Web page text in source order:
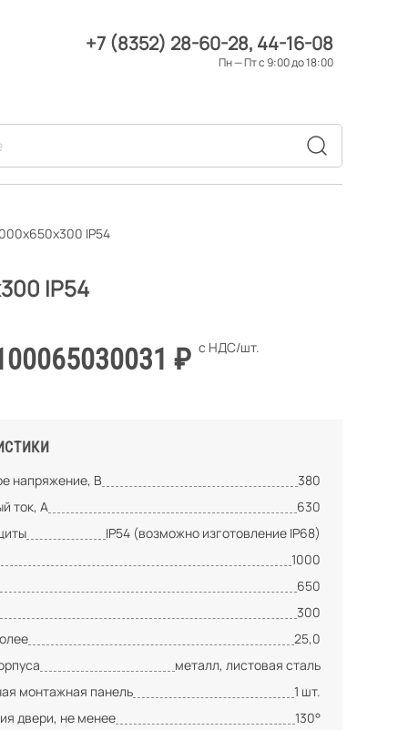
+7 (8352) 28-60-28 44-16-08
Пн — Пт с 9:00 до 18:00
IP54
IP54
напряжение, В
380
ток, А
630
IP54 (возможно изготовление IP68)
1000
650
300
25,0
металл, листовая сталь
монтажная панель
1 шт.
двери, не менее
130°